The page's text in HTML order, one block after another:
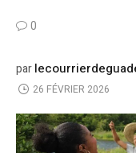
0
par
26 FÉVRIER 2026